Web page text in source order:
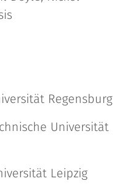
Regensburg
Universität
Leipzig